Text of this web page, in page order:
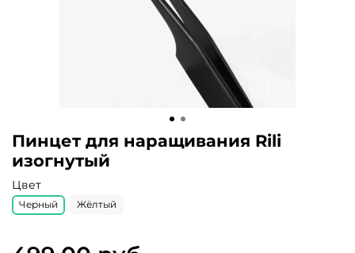
Пинцет для наращивания Rili
изогнутый
Цвет
Черный Жёлтый